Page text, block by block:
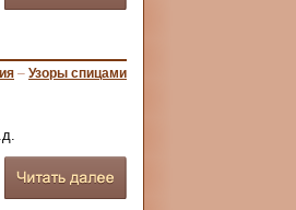
– Узоры спицами